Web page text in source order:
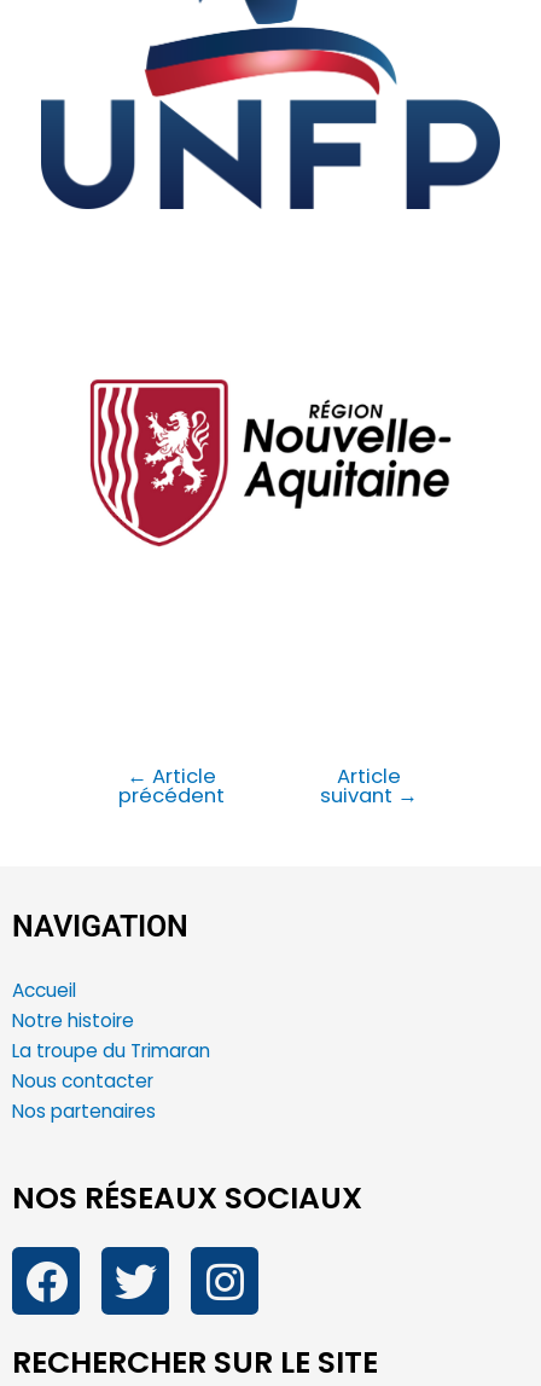
← Article
précédent
Article
suivant →
NAVIGATION
Accueil
Notre histoire
La troupe du Trimaran
Nous contacter
Nos partenaires
NOS RÉSEAUX SOCIAUX
RECHERCHER SUR LE SITE